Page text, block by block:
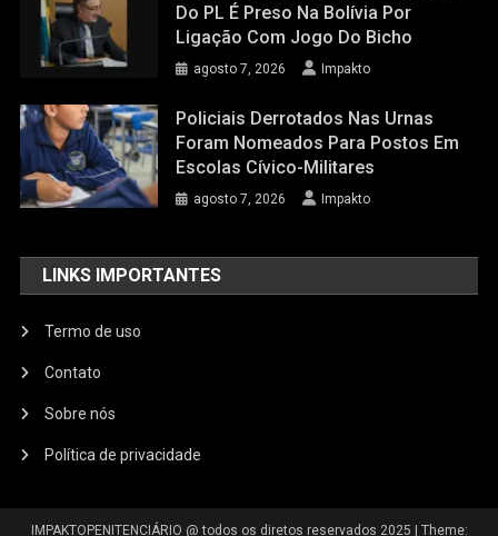
Do PL É Preso Na Bolívia Por
Ligação Com Jogo Do Bicho
agosto 7, 2026 Impakto
Policiais Derrotados Nas Urnas
Foram Nomeados Para Postos Em
Escolas Cívico-Militares
agosto 7, 2026 Impakto
LINKS IMPORTANTES
Termo de uso
Contato
Sobre nós
Política de privacidade
IMPAKTOPENITENCIÁRIO @ todos os diretos reservados 2025 Theme: